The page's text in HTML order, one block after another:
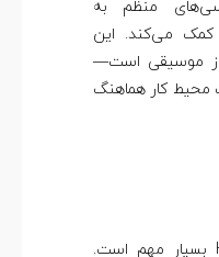
منظم به
کمک می‌کند. این
موسیقی است—
محیط کار هماهنگ
ارتباط مؤثر در زمینه HSE بسیار مهم است.